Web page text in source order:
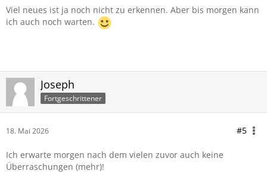
Viel neues ist ja noch nicht zu erkennen. Aber bis morgen kann
ich auch noch warten.
Joseph
Fortgeschrittener
18. Mai 2026 #5
Ich erwarte morgen nach dem vielen zuvor auch keine
Überraschungen (mehr)!